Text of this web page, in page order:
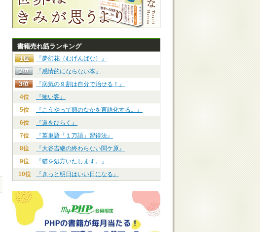
書籍売れ筋ランキング
『夢幻花（むげんばな）』
『感情的にならない本』
『病気の９割は自分で治せる！』
4位
『怖い客』
5位
『こうやって頭のなかを言語化する。』
6位
『道をひらく』
7位
『英単語「１万語」習得法』
8位
『大谷吉継の終わらない関ケ原』
9位
『猫を処方いたします。』
10位
『きっと明日はいい日になる』